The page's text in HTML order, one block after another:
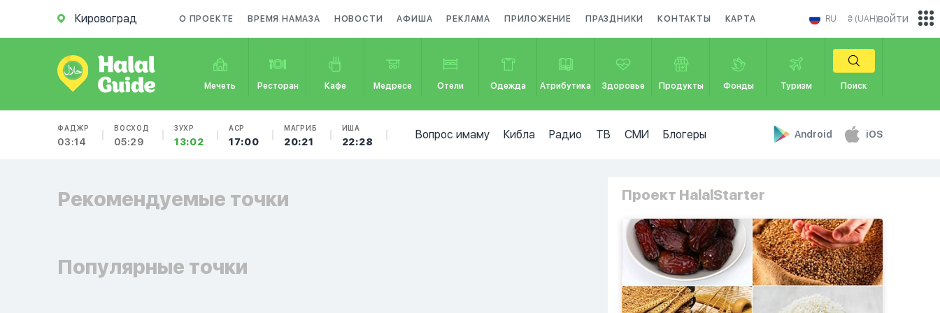
Кировоград О ПРОЕКТЕ ВРЕМЯ НАМАЗА НОВОСТИ АФИША РЕКЛАМА ПРИЛОЖЕНИЕ ПРАЗДНИКИ КОНТАКТЫ КАРТА RU ₴ (UAH)
Мечеть Ресторан Кафе Медресе Отели Одежда Атрибутика Здоровье Продукты Фонды Туризм Поиск
ФАДЖР
03:14
ВОСХОД
05:29
ЗУХР
13:02
АСР
17:00
МАГРИБ
20:21
ИША
22:28
Вопрос имаму Кибла Радио ТВ СМИ Блогеры Android iOS
войти
Проект HalalStarter
Рекомендуемые точки
Популярные точки